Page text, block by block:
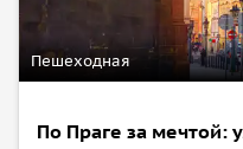
Пешеходная
По Праге за мечтой: